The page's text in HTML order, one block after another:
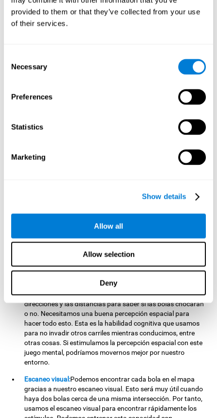
provided to them or that they’ve collected from your use
of their services.
Selection
Necessary
Preferences
Statistics
Marketing
Show details
Allow all
Allow selection
Deny
empleamos la planificación para establecer recorridos más
optimizados en coche, por ejemplo.
la colisión sin nuestra ayuda. En este caso, deberíamos
cortar o inhibir la conducta de poner la piedra, ya que ha
puede ser estimulada con este juego mental. Una mayor
capacidad inhibitoria puede ayudarnos a frenar a tiempo si
Memoria visual a corto plazo:
Podemos recordar la posición
de una bola mientras atendemos a las demás. Esto facilitará
que las otras bolas no corren peligro. Usamos nuestra
memoria visual a corto plazo para retener esta información.
cognitiva, podremos ser más eficientes en este tipo de
para detectar las bolas y las intersecciones donde podemos
poner las piedras. Todos los días usamos esta habilidad
centrados en una lectura. Podríamos ser más eficientes en
estas situaciones al estimular nuestra atención focalizada
Percepción espacial:Tenemos que calcular los espacios,
direcciones y las distancias para saber si las bolas chocarán
o no. Necesitamos una buena percepción espacial para
hacer todo esto. Esta es la habilidad cognitiva que usamos
para no invadir otros carriles mientras conducimos, entre
otras cosas. Si estimulamos la percepción espacial con este
juego mental, podríamos movernos mejor por nuestro
entorno.
Escaneo visual:Podemos encontrar cada bola en el mapa
gracias a nuestro escaneo visual. Esto será muy útil cuando
haya dos bolas cerca de una misma intersección. Por tanto,
usamos el escaneo visual para encontrar rápidamente los